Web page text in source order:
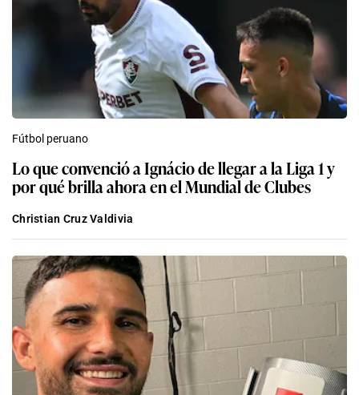
Fútbol peruano
Lo que convenció a Ignácio de llegar a la Liga 1 y
por qué brilla ahora en el Mundial de Clubes
Christian Cruz Valdivia